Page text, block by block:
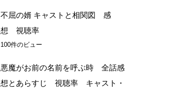
不屈の婿 キャストと相関図 感
想 視聴率
100件のビュー
悪魔がお前の名前を呼ぶ時 全話感
想とあらすじ 視聴率 キャスト・